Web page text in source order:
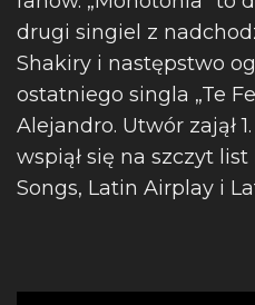
drugi singiel z
Shakiry i następstwo
ostatniego singla „Te
Alejandro. Utwór zajął
wspiął się na szczyt
Songs, Latin Airplay i